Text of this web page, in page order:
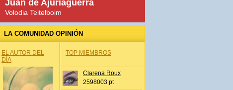
Juan de Ajuriaguerra
Volodia Teitelboim
LA COMUNIDAD OPINIÓN
EL AUTOR DEL
DÍA
TOP MIEMBROS
Clarena Roux
2598003 pt